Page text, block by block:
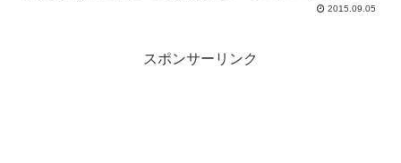
2015.09.05
スポンサーリンク